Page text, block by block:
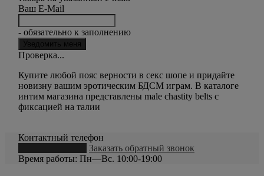
Ваш E-Mail
- обязательно к заполнению
Проверка...
Купите любой пояс верности в секс шопе и придайте
новизну вашим эротическим БДСМ играм. В каталоге
интим магазина представлены male chastity belts с
фиксацией на талии
Контактный телефон
Заказать обратный звонок
Время работы: Пн—Вс. 10:00-19:00